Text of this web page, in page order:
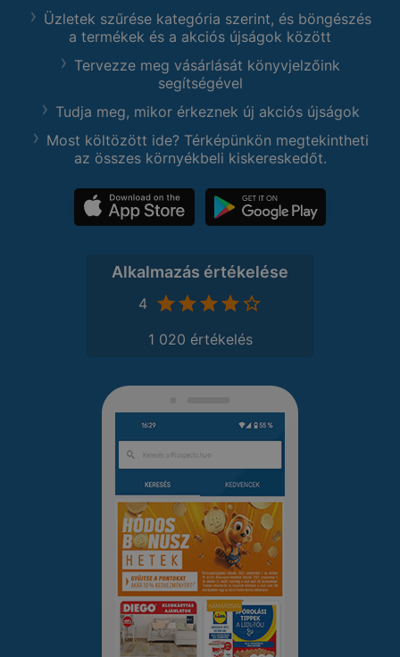
Üzletek szűrése kategória szerint, és böngészés
a termékek és a akciós újságok között
Tervezze meg vásárlását könyvjelzőink
segítségével
Tudja meg, mikor érkeznek új akciós újságok
Most költözött ide? Térképünkön megtekintheti
az összes környékbeli kiskereskedőt.
Alkalmazás értékelése
4
1 020 értékelés